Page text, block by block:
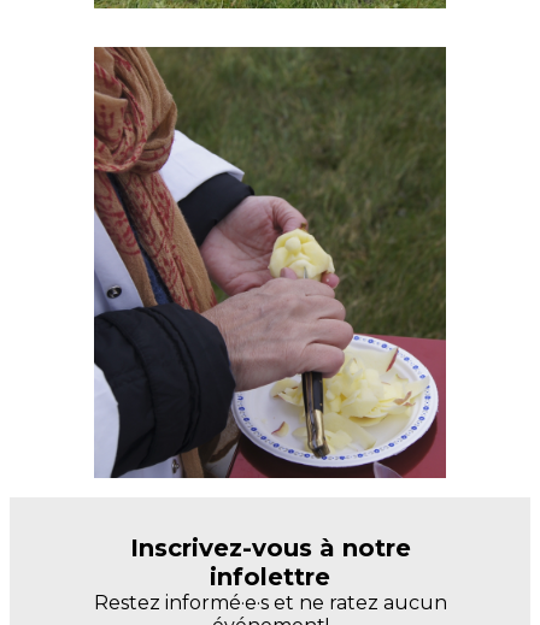
Inscrivez-vous à notre
infolettre
Restez informé·e·s et ne ratez aucun